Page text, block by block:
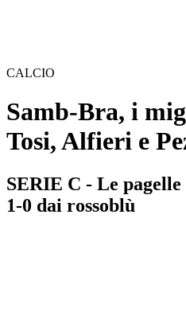
CALCIO
Samb-Bra, i
Tosi, Alfieri e
SERIE C - Le
1-0 dai rossoblù